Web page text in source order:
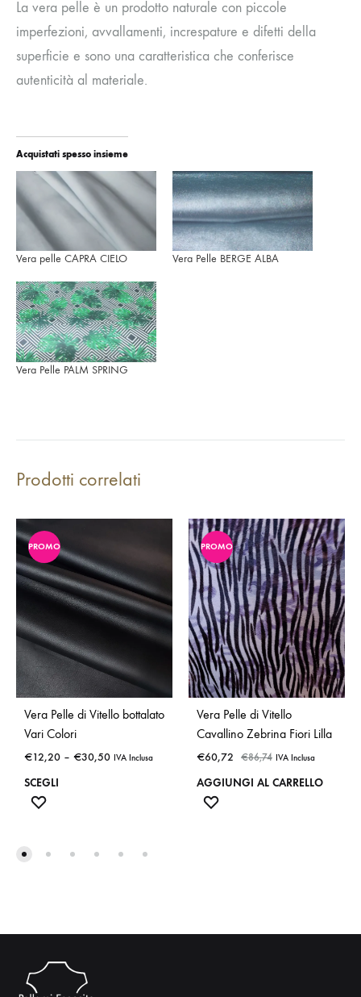
La vera pelle è un prodotto naturale con piccole
imperfezioni, avvallamenti, increspature e difetti della
superficie e sono una caratteristica che conferisce
autenticità al materiale.
Acquistati spesso insieme
Vera pelle CAPRA CIELO Vera Pelle BERGE ALBA
Vera Pelle PALM SPRING
Prodotti correlati
PROMO
Vera Pelle di Vitello bottalato
Vari Colori
€12,20 – €30,50 IVA Inclusa
SCEGLI
Questo
ha
opzioni
possono
essere
PROMO
Vera Pelle di Vitello
Cavallino Zebrina Fiori Lilla
€60,72 €86,74 IVA Inclusa
AGGIUNGI AL CARRELLO